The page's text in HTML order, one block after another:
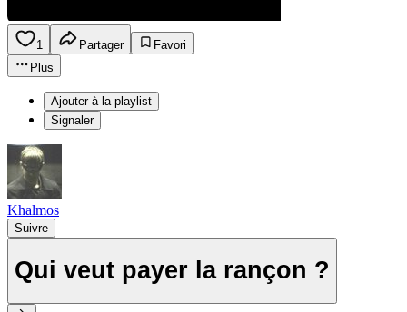
1 Partager
Favori
Plus
Ajouter à la playlist
Signaler
Khalmos
Suivre
Qui veut payer la rançon ?